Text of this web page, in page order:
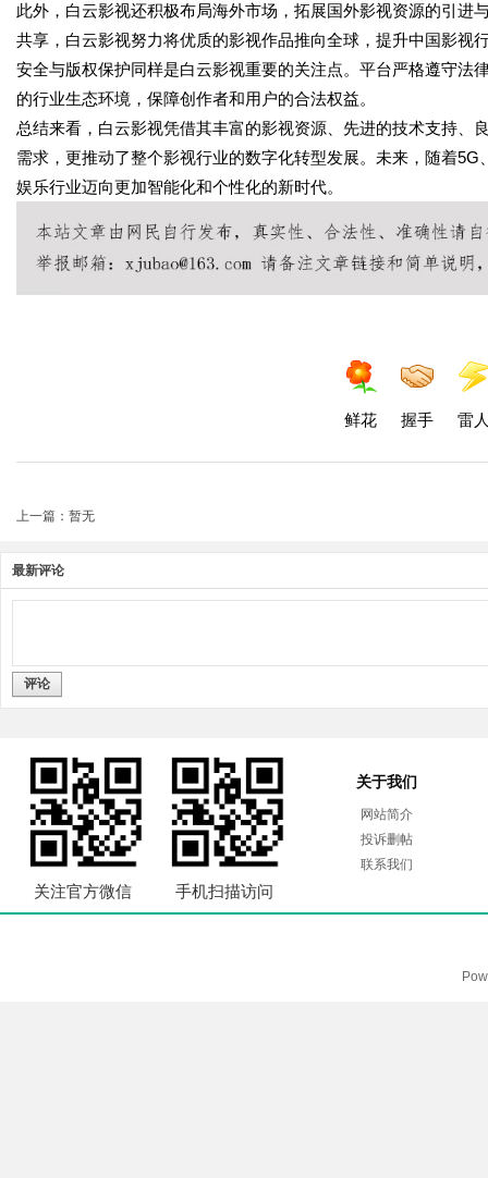
此外，白云影视还积极布局海外市场，拓展国外影视资源的引
共享，白云影视努力将优质的影视作品推向全球，提升中国影视
安全与版权保护同样是白云影视重要的关注点。平台严格遵守法
的行业生态环境，保障创作者和用户的合法权益。
总结来看，白云影视凭借其丰富的影视资源、先进的技术支持
需求，更推动了整个影视行业的数字化转型发展。未来，随着
娱乐行业迈向更加智能化和个性化的新时代。
鲜花 握手 雷
上一篇：暂无
最新评论
评论
关注官方微信 手机扫描访问
关于我们
网站简介
投诉删帖
联系我们